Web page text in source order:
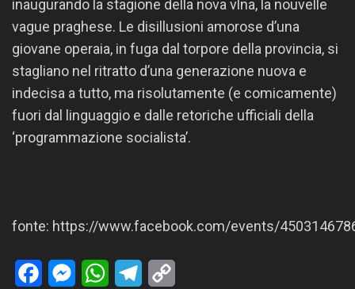
inaugurando la stagione della nova vlna, la nouvelle
vague praghese. Le disillusioni amorose d’una
giovane operaia, in fuga dal torpore della provincia, si
stagliano nel ritratto d’una generazione nuova e
indecisa a tutto, ma risolutamente (e comicamente)
fuori dal linguaggio e dalle retoriche ufficiali della
‘programmazione socialista’.
fonte: https://www.facebook.com/events/
FacebookMessengerWhatsAppTelegram